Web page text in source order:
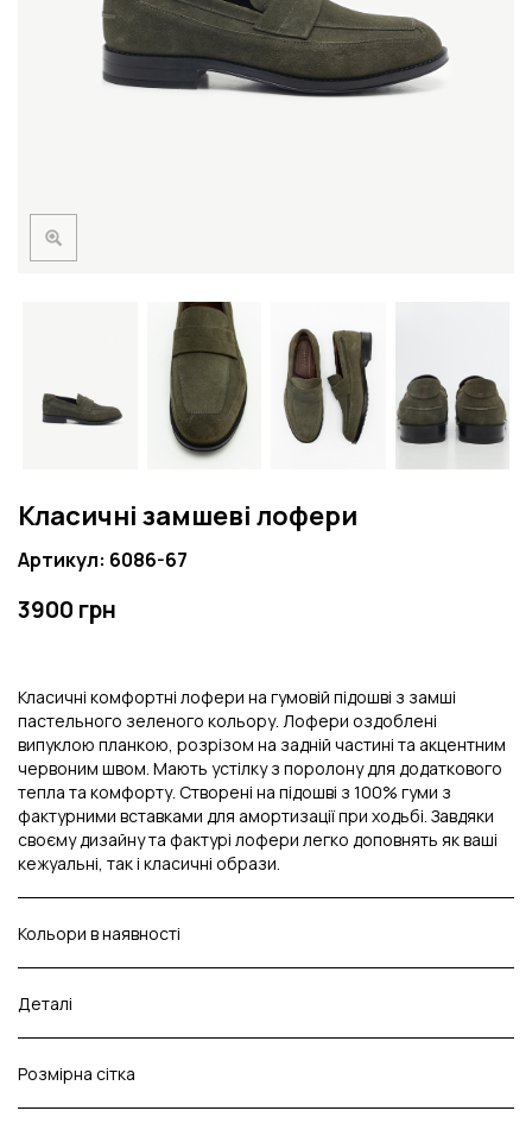
Класичні замшеві лофери
Артикул: 6086-67
3900 грн
Класичні комфортні лофери на гумовій підошві з замші
пастельного зеленого кольору. Лофери оздоблені
випуклою планкою, розрізом на задній частині та акцентним
червоним швом. Мають устілку з поролону для додаткового
тепла та комфорту. Створені на підошві з 100% гуми з
фактурними вставками для амортизації при ходьбі. Завдяки
своєму дизайну та фактурі лофери легко доповнять як ваші
кежуальні, так і класичні образи.
Кольори в наявності
Деталі
Розмірна сітка